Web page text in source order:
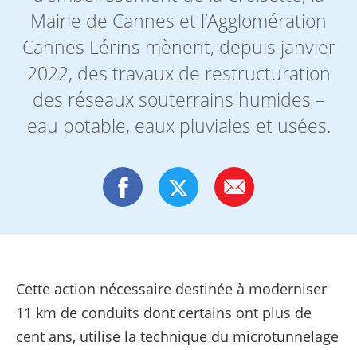
Mairie de Cannes et l’Agglomération
Cannes Lérins mènent, depuis janvier
2022, des travaux de restructuration
des réseaux souterrains humides –
eau potable, eaux pluviales et usées.
Cette action nécessaire destinée à moderniser
11 km de conduits dont certains ont plus de
cent ans, utilise la technique du microtunnelage